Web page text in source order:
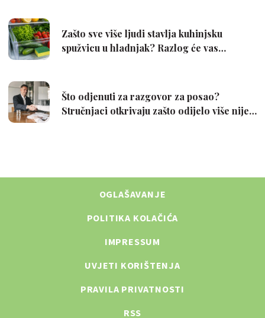
OGLAŠAVANJE
POLITIKA KOLAČIĆA
IMPRESSUM
UVJETI KORIŠTENJA
PRAVILA PRIVATNOSTI
RSS